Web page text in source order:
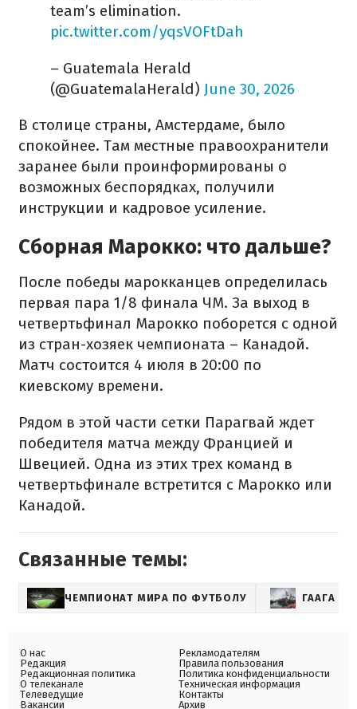
team’s elimination.
pic.twitter.com/yqsVOFtDah
– Guatemala Herald
(@GuatemalaHerald) June 30, 2026
В столице страны, Амстердаме, было
спокойнее. Там местные правоохранители
заранее были проинформированы о
возможных беспорядках, получили
инструкции и кадровое усиление.
Сборная Марокко: что дальше?
После победы марокканцев определилась
первая пара 1/8 финала ЧМ. За выход в
четвертьфинал Марокко поборется с одной
из стран-хозяек чемпионата – Канадой.
Матч состоится 4 июля в 20:00 по
киевскому времени.
Рядом в этой части сетки Парагвай ждет
победителя матча между Францией и
Швецией. Одна из этих трех команд в
четвертьфинале встретится с Марокко или
Канадой.
Связанные темы:
ЧЕМПИОНАТ МИРА ПО ФУТБОЛУ ГААГА
О нас
Редакция
Редакционная политика
О телеканале
Телеведущие
Вакансии
Рекламодателям
Правила пользования
Политика конфиденциальности
Техническая информация
Контакты
Архив